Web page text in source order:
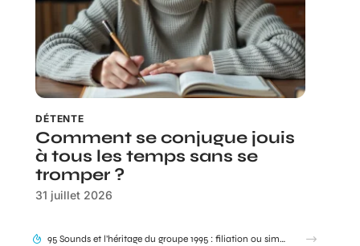
DÉTENTE
Comment se conjugue jouis
à tous les temps sans se
tromper ?
31 juillet 2026
Besoin de joindre votre livreur Amazon ? Dans quels cas le 0187217777 s’affiche vraiment ?